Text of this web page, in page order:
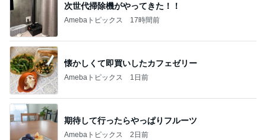
次世代掃除機がやってきた！！
Amebaトピックス 17時間前
懐かしくて即買いしたカフェゼリー
Amebaトピックス 1日前
期待して行ったらやっぱりフルーツ
Amebaトピックス 2日前